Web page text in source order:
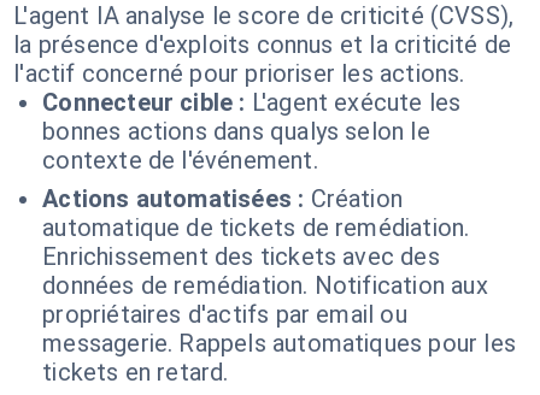
L'agent IA analyse le score de criticité (CVSS),
la présence d'exploits connus et la criticité de
l'actif concerné pour prioriser les actions.
Connecteur cible : L'agent exécute les
bonnes actions dans qualys selon le
contexte de l'événement.
Actions automatisées : Création
automatique de tickets de remédiation.
Enrichissement des tickets avec des
données de remédiation. Notification aux
propriétaires d'actifs par email ou
messagerie. Rappels automatiques pour les
tickets en retard.